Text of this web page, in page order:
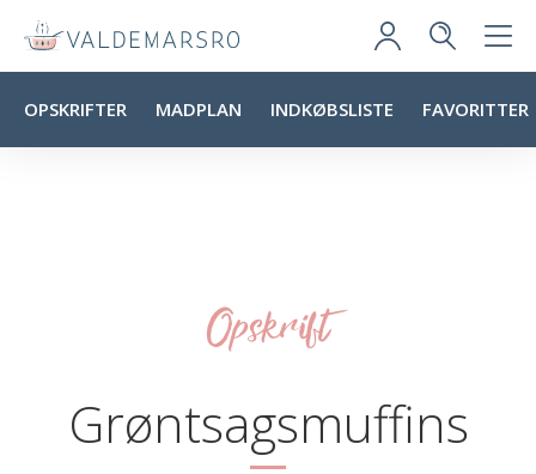
OPSKRIFTER MADPLAN INDKØBSLISTE FAVORITTER
Opskrift
Grøntsagsmuffins